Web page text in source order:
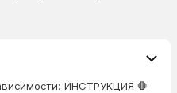
ИНСТРУКЦИЯ 🛑